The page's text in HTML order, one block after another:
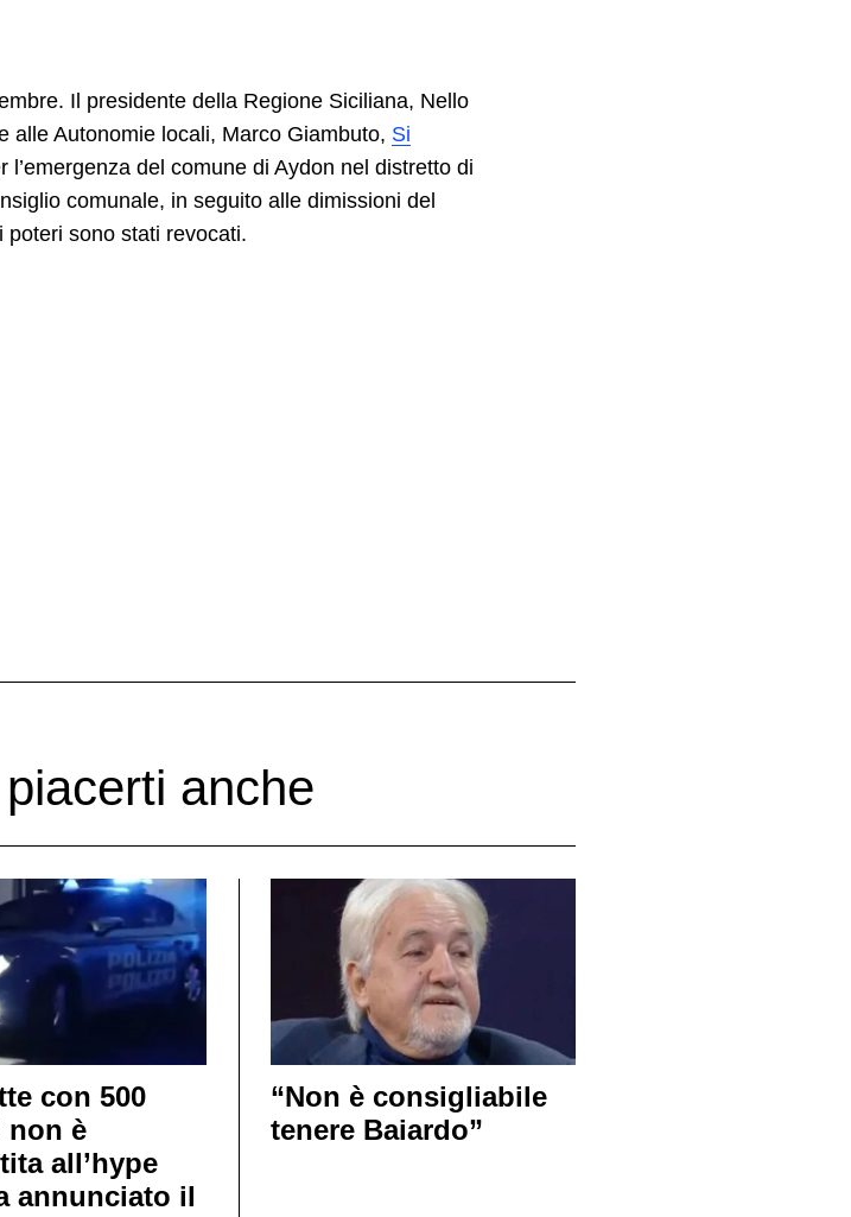
Il presidente della Regione Siciliana, Nello
alle Autonomie locali, Marco Giambuto, Si
del comune di Aydon nel distretto di
comunale, in seguito alle dimissioni del
sono stati revocati.
anche
con 500
non è
all’hype
annunciato il
“Non è consigliabile
tenere Baiardo”